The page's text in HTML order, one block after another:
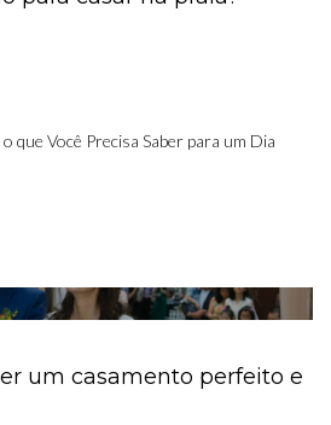
que Você Precisa Saber para um Dia
um casamento perfeito e